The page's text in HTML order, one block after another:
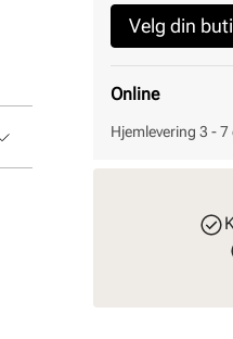
Velg din
Online
Hjemlevering 3 -